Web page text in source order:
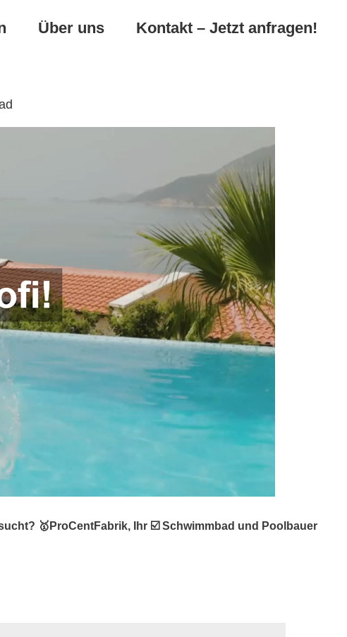
Über uns Kontakt – Jetzt anfragen!
🥇ProCentFabrik, Ihr ☑️ Schwimmbad und Poolbauer